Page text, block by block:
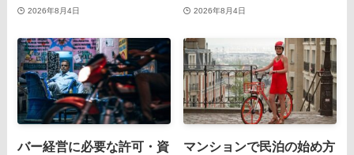
2026年8月4日 2026年8月4日
バー経営に必要な許可・資
マンションで民泊の始め方